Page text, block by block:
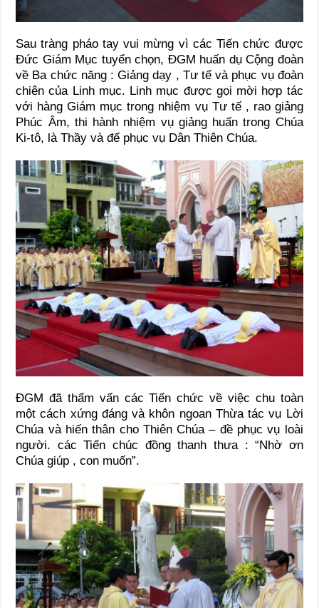
Sau tràng pháo tay vui mừng vì các Tiến chức được
Đức Giám Mục tuyển chọn, ĐGM huấn dụ Cộng đoàn
về Ba chức năng : Giảng dạy , Tư tế và phục vụ đoàn
chiên của Linh mục. Linh mục được gọi mời hợp tác
với hàng Giám mục trong nhiệm vụ Tư tế , rao giảng
Phúc Âm, thi hành nhiệm vụ giảng huấn trong Chúa
Ki-tô, là Thầy và để phục vụ Dân Thiên Chúa.
ĐGM đã thẩm vấn các Tiến chức về việc chu toàn
một cách xứng đáng và khôn ngoan Thừa tác vụ Lời
Chúa và hiến thân cho Thiên Chúa – đề phục vụ loài
người. các Tiến chúc đồng thanh thưa : “Nhờ ơn
Chúa giúp , con muốn”.